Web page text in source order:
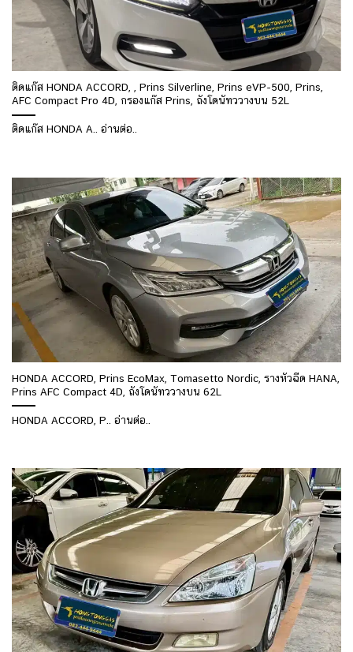
ติดแก๊ส HONDA ACCORD, , Prins Silverline, Prins eVP-500, Prins,
AFC Compact Pro 4D, กรองแก๊ส Prins, ถังโดนัทววางบน 52L
ติดแก๊ส HONDA A.. อ่านต่อ..
HONDA ACCORD, Prins EcoMax, Tomasetto Nordic, รางหัวฉีด HANA,
Prins AFC Compact 4D, ถังโดนัทววางบน 62L
HONDA ACCORD, P.. อ่านต่อ..